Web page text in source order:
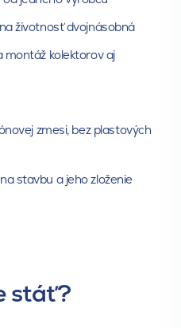
Lepidlo DELTA FOXX - PREN
životnosť dvojnásobná
montáž kolektorov aj
zmesi, bez plastových
stavbu a jeho zloženie
stáť?